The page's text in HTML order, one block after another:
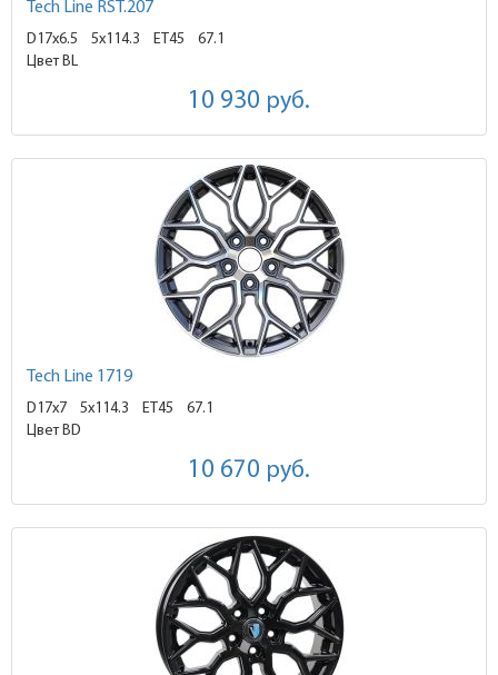
Tech Line RST.207
D17x6.5 5x114.3 ET45
67.1
Цвет BL
10 930 руб.
Tech Line 1719
D17x7 5x114.3 ET45
67.1
Цвет BD
10 670 руб.